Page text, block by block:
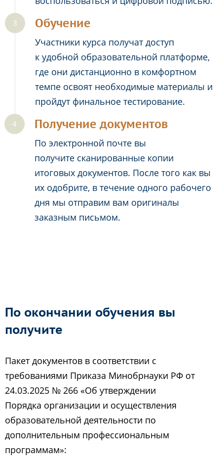
Обучение
Участники курса получат доступ
к удобной образовательной платформе,
где они дистанционно в комфортном
темпе освоят необходимые материалы и
пройдут финальное тестирование.
Получение документов
По электронной почте вы
получите сканированные копии
итоговых документов. После того как вы
их одобрите, в течение одного рабочего
дня мы отправим вам оригиналы
заказным письмом.
По окончании обучения вы
получите
Пакет документов в соответствии с
требованиями Приказа Минобрнауки РФ от
24.03.2025 № 266 «Об утверждении
Порядка организации и осуществления
образовательной деятельности по
дополнительным профессиональным
программам»: